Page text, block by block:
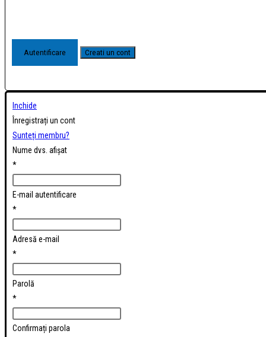
Inchide
Înregistrați un cont
Sunteți membru?
Nume dvs. afișat
*
E-mail autentificare
*
Adresă e-mail
*
Parolă
*
Confirmați parola